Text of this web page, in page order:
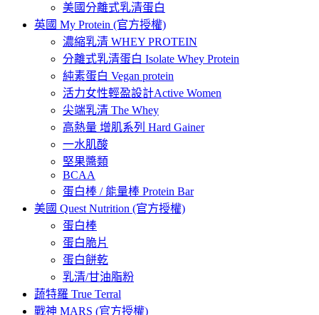
美國分離式乳清蛋白
英國 My Protein (官方授權)
濃縮乳清 WHEY PROTEIN
分離式乳清蛋白 Isolate Whey Protein
純素蛋白 Vegan protein
活力女性輕盈設計Active Women
尖端乳清 The Whey
高熱量 增肌系列 Hard Gainer
一水肌酸
堅果醬類
BCAA
蛋白棒 / 能量棒 Protein Bar
美國 Quest Nutrition (官方授權)
蛋白棒
蛋白脆片
蛋白餅乾
乳清/甘油脂粉
蔬特羅 True Terral
戰神 MARS (官方授權)